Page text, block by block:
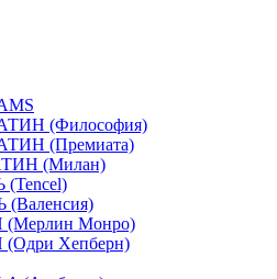
(Философия)
(Премиата)
(Милан)
Монро)
Хепберн)